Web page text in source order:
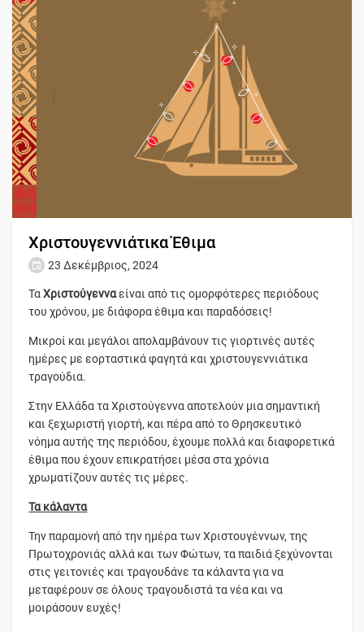
Χριστουγεννιάτικα Έθιμα
23 Δεκέμβριος, 2024
ΤαΧριστούγενναείναι από τις ομορφότερες περιόδους
του χρόνου, με διάφορα έθιμα και παραδόσεις!
Μικροί και μεγάλοι απολαμβάνουν τις γιορτινές αυτές
ημέρες με εορταστικά φαγητά και χριστουγεννιάτικα
τραγούδια.
Στην Ελλάδα τα Χριστούγεννα αποτελούν μια σημαντική
και ξεχωριστή γιορτή, και πέρα από το Θρησκευτικό
νόημα αυτής της περιόδου, έχουμε πολλά και διαφορετικά
έθιμα που έχουν επικρατήσει μέσα στα χρόνια
χρωματίζουν αυτές τις μέρες.
Τα κάλαντα
Την παραμονή από την ημέρα των Χριστουγέννων, της
Πρωτοχρονιάς αλλά και των Φώτων, τα παιδιά ξεχύνονται
στις γειτονιές και τραγουδάνε τα κάλαντα για να
μεταφέρουν σε όλους τραγουδιστά τα νέα και να
μοιράσουν ευχές!